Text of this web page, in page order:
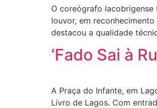
O coreógrafo lacobrigense
louvor, em
destacou a qualidade
‘Fado Sai à
A Praça do Infante, em
Livro de Lagos. Com